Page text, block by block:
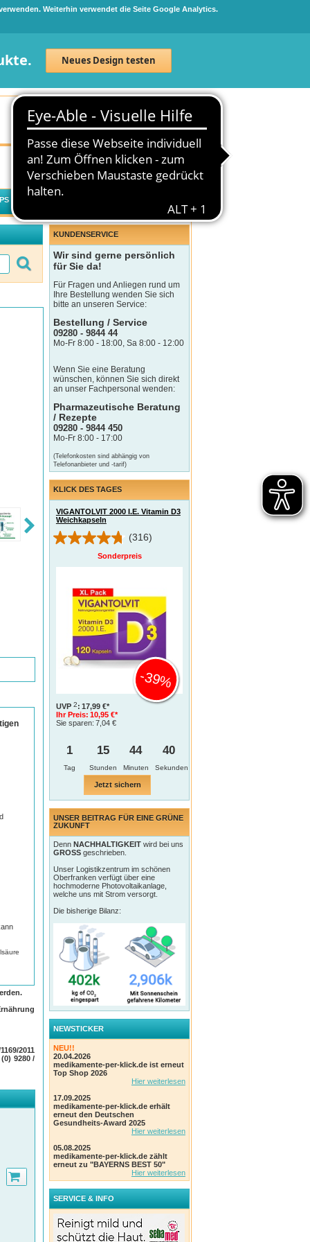
Weiterhin verwendet die Seite Google Analytics.
Neues Design testen
Neuanmeldung Anmelden
0 Artikel 0,00 €
2011
(0) 9280 /
KUNDENSERVICE
Wir sind gerne persönlich
für Sie da!
Für Fragen und Anliegen rund um
Ihre Bestellung wenden Sie sich
bitte an unseren Service:
Bestellung / Service
09280 - 9844 44
Mo-Fr 8:00 - 18:00, Sa 8:00 - 12:00
Wenn Sie eine Beratung
wünschen, können Sie sich direkt
an unser Fachpersonal wenden:
Pharmazeutische Beratung
/ Rezepte
09280 - 9844 450
Mo-Fr 8:00 - 17:00
(Telefonkosten sind abhängig von
Telefonanbieter und -tarif)
KLICK DES TAGES
VIGANTOLVIT 2000 I.E. Vitamin D3
Weichkapseln
(316)
Sonderpreis
UVP 2: 17,99 €*
Ihr Preis: 10,95 €*
Sie sparen: 7,04 €
-39%
1
Tag
15 44 40
Jetzt sichern
UNSER BEITRAG FÜR EINE GRÜNE
ZUKUNFT
Denn NACHHALTIGKEIT wird bei uns
GROSS geschrieben.
Unser Logistikzentrum im schönen
Oberfranken verfügt über eine
hochmoderne Photovoltaikanlage,
welche uns mit Strom versorgt.
Die bisherige Bilanz:
NEWSTICKER
NEU!!
20.04.2026
medikamente-per-klick.de ist erneut
Top Shop 2026
Hier weiterlesen
17.09.2025
medikamente-per-klick.de erhält
erneut den Deutschen
Gesundheits-Award 2025
Hier weiterlesen
05.08.2025
medikamente-per-klick.de zählt
erneut zu "BAYERNS BEST 50"
Hier weiterlesen
SERVICE & INFO